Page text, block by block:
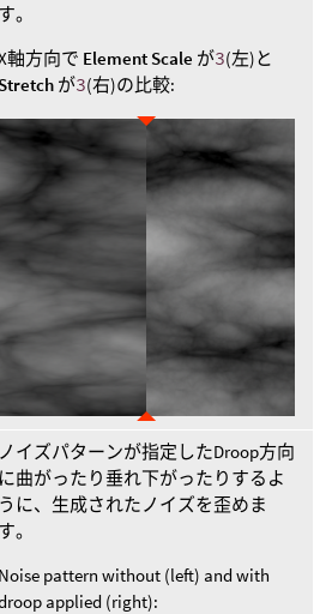
す。
軸方向で Element Scale が3(左)と
Stretch が3(右)の比較:
ノイズパターンが指定したDroop方向
に曲がったり垂れ下がったりするよ
うに、生成されたノイズを歪めま
す。
Noise pattern without (left) and with
applied (right):